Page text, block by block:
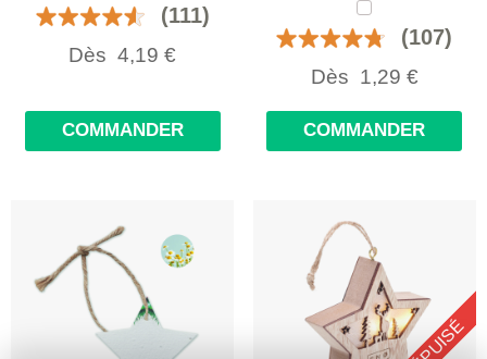
(111)
Dès4,19 €
COMMANDER
(107)
Dès 1,29 €
COMMANDER
ÉPUISÉ